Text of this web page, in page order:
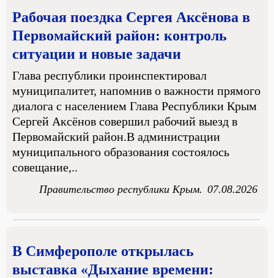
Рабочая поездка Сергея Аксёнова в
Первомайский район: контроль
ситуации и новые задачи
Глава республики проинспектировал
муниципалитет, напомнив о важности прямого
диалога с населением Глава Республики Крым
Сергей Аксёнов совершил рабочий выезд в
Первомайский район.В администрации
муниципального образования состоялось
совещание,..
Правительство республики Крым. 07.08.2026
В Симферополе открылась
выставка «Дыхание времени: